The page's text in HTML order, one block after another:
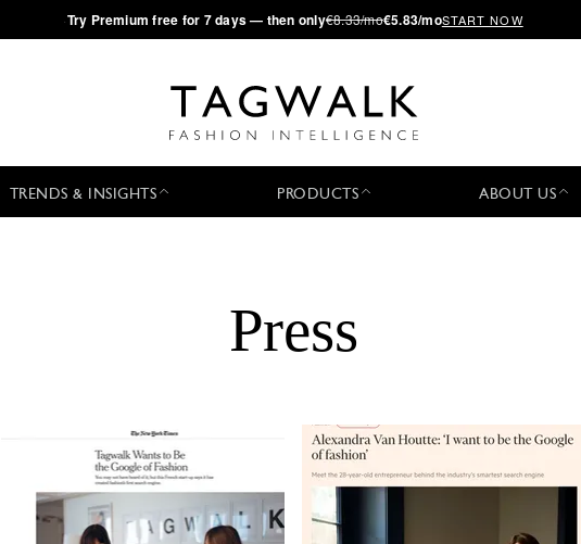
·Try Premium free for 7 days — then only€8.33/mo€5.83/moSTART NOW
TRENDS & INSIGHTS PRODUCTS ABOUT US
Press